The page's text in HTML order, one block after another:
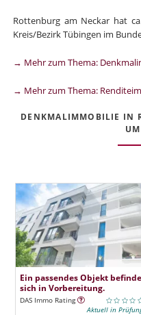
Rottenburg am Neckar hat
Kreis/Bezirk Tübingen im
→ Mehr zum Thema:
→ Mehr zum Thema:
DENKMALIMMOBILIE IN
Ein passendes Objekt
sich in Vorbereitung.
DAS Immo Rating
Aktuell in